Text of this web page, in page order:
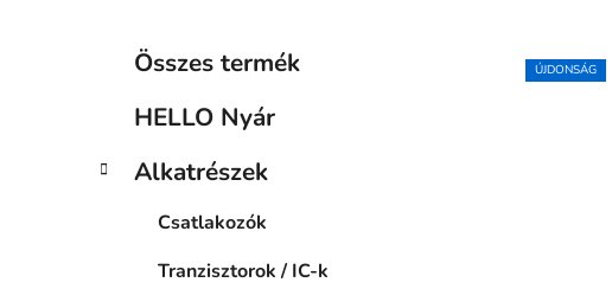
l
Kategóriák
átugrása
ó
Összes termék
HELLO Nyár
Alkatrészek
Csatlakozók
Tranzisztorok / IC-k
ÚJDONSÁG